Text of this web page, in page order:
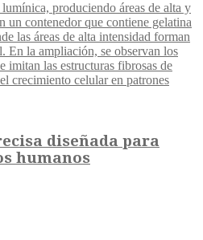
diseñada para
humanos